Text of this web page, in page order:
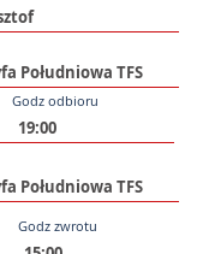
Godz odbioru
Godz zwrotu